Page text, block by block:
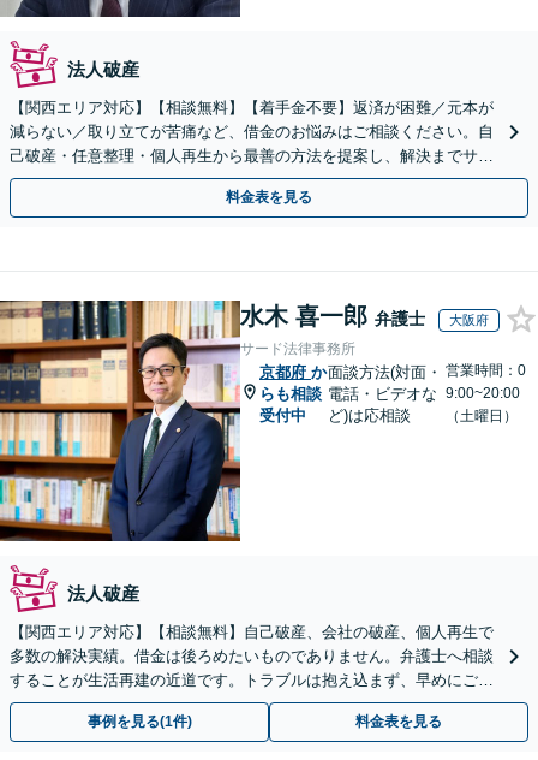
法人破産
【関西エリア対応】【相談無料】【着手金不要】返済が困難／元本が
減らない／取り立てが苦痛など、借金のお悩みはご相談ください。自
己破産・任意整理・個人再生から最善の方法を提案し、解決までサポ
ート【電話は弁護士直通】土日祝・電話やWeb相談も対応
料金表を見る
水木 喜一郎 弁護士 大阪府
サード法律事務所
京都府 か
らも相談
受付中
面談方法(対面・
電話・ビデオな
ど)は応相談
営業時間：0
9:00~20:00
（土曜日）
法人破産
【関西エリア対応】【相談無料】自己破産、会社の破産、個人再生で
多数の解決実績。借金は後ろめたいものでありません。弁護士へ相談
することが生活再建の近道です。トラブルは抱え込まず、早めにご相
談を。
事例を見る(1件) 料金表を見る